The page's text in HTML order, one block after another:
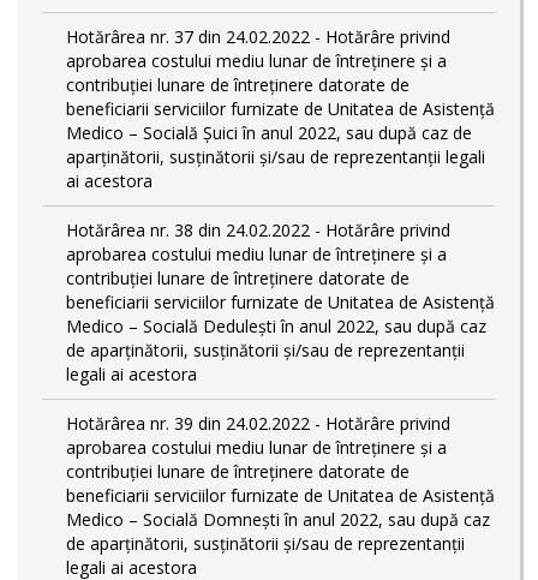
Hotărârea nr. 37 din 24.02.2022 - Hotărâre privind
aprobarea costului mediu lunar de întreținere și a
contribuției lunare de întreținere datorate de
beneficiarii serviciilor furnizate de Unitatea de Asistență
Medico – Socială Șuici în anul 2022, sau după caz de
aparținătorii, susținătorii și/sau de reprezentanții legali
ai acestora
Hotărârea nr. 38 din 24.02.2022 - Hotărâre privind
aprobarea costului mediu lunar de întreținere și a
contribuției lunare de întreținere datorate de
beneficiarii serviciilor furnizate de Unitatea de Asistență
Medico – Socială Dedulești în anul 2022, sau după caz
de aparținătorii, susținătorii și/sau de reprezentanții
legali ai acestora
Hotărârea nr. 39 din 24.02.2022 - Hotărâre privind
aprobarea costului mediu lunar de întreținere și a
contribuției lunare de întreținere datorate de
beneficiarii serviciilor furnizate de Unitatea de Asistență
Medico – Socială Domnești în anul 2022, sau după caz
de aparținătorii, susținătorii și/sau de reprezentanții
legali ai acestora